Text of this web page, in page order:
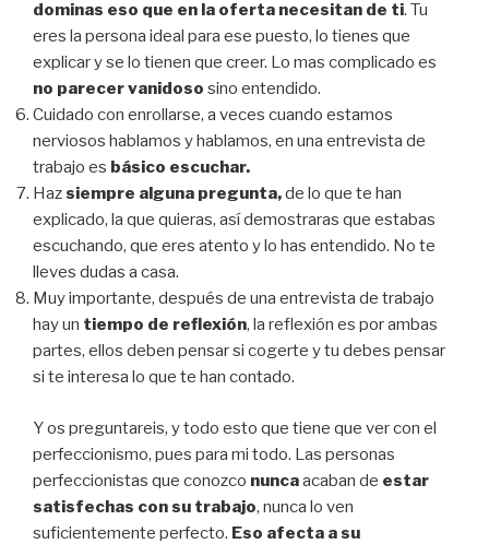
dominas eso que en la oferta necesitan de ti. Tu
eres la persona ideal para ese puesto, lo tienes que
explicar y se lo tienen que creer. Lo mas complicado es
no parecer vanidoso sino entendido.
Cuidado con enrollarse, a veces cuando estamos
nerviosos hablamos y hablamos, en una entrevista de
trabajo es básico escuchar.
Hazsiempre alguna pregunta,de lo que te han
explicado, la que quieras, así demostraras que estabas
escuchando, que eres atento y lo has entendido. No te
lleves dudas a casa.
Muy importante, después de una entrevista de trabajo
hay un tiempo de reflexión, la reflexión es por ambas
partes, ellos deben pensar si cogerte y tu debes pensar
si te interesa lo que te han contado.
Y os preguntareis, y todo esto que tiene que ver con el
perfeccionismo, pues para mi todo. Las personas
perfeccionistas que conozco nuncaacaban de estar
satisfechas con su trabajo, nunca lo ven
suficientemente perfecto. Eso afecta a su